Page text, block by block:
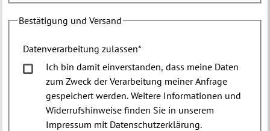
Bestätigung und Versand
Datenverarbeitung zulassen*
Ich bin damit einverstanden, dass meine Daten
zum Zweck der Verarbeitung meiner Anfrage
gespeichert werden. Weitere Informationen und
Widerrufshinweise finden Sie in unserem
Impressum mit Datenschutzerklärung.